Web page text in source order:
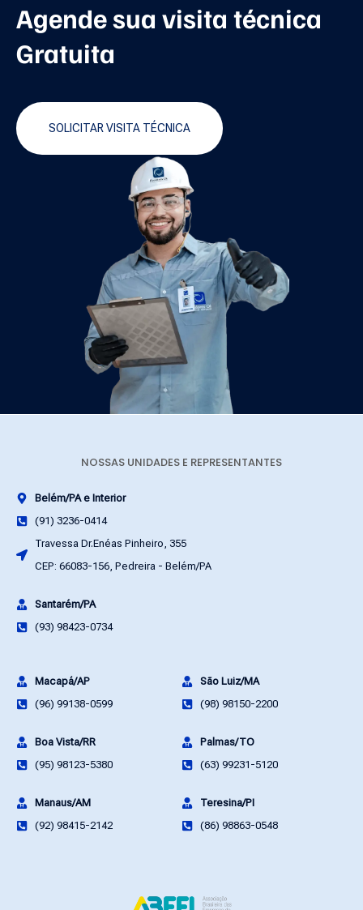
Agende sua visita técnica
Gratuita
SOLICITAR VISITA TÉCNICA
NOSSAS UNIDADES E REPRESENTANTES
Belém/PA e Interior
(91) 3236-0414
Travessa Dr.Enéas Pinheiro, 355
CEP: 66083-156, Pedreira - Belém/PA
Santarém/PA
(93) 98423-0734
Macapá/AP
(96) 99138-0599
São Luiz/MA
(98) 98150-2200
Boa Vista/RR
(95) 98123-5380
Palmas/TO
(63) 99231-5120
Manaus/AM
(92) 98415-2142
Teresina/PI
(86) 98863-0548